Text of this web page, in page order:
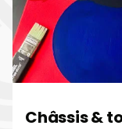
Châssis &